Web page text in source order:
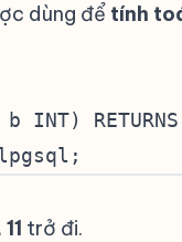
dùng để tính
INT)
trở đi.